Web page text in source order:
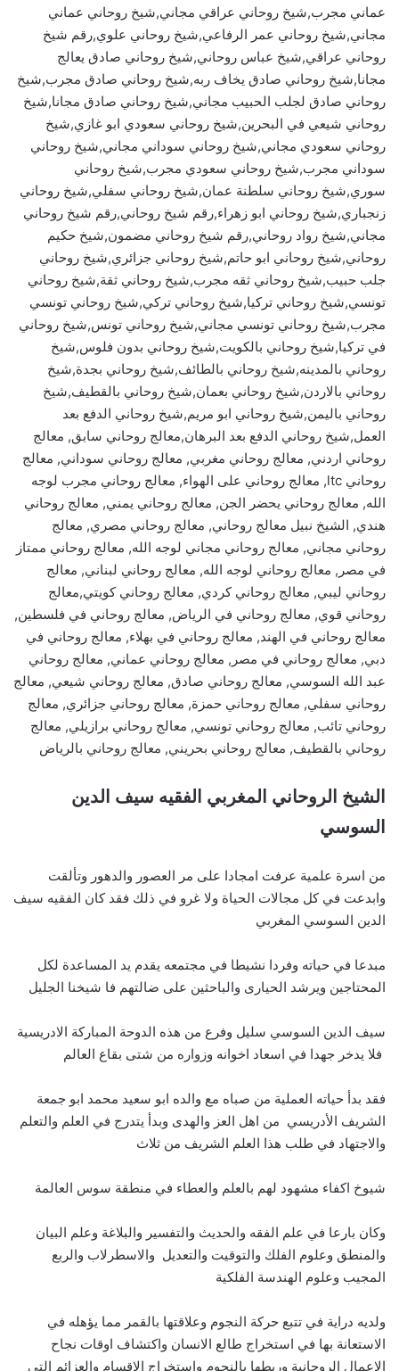
عماني مجرب,شيخ روحاني عراقي مجاني,شيخ روحاني عماني
مجاني,شيخ روحاني عمر الرفاعي,شيخ روحاني علوي,رقم شيخ
روحاني عراقي,شيخ عباس روحاني,شيخ روحاني صادق يعالج
مجانا,شيخ روحاني صادق يخاف ربه,شيخ روحاني صادق مجرب,شيخ
روحاني صادق لجلب الحبيب مجاني,شيخ روحاني صادق مجانا,شيخ
روحاني شيعي في البحرين,شيخ روحاني سعودي ابو غازي,شيخ
روحاني سعودي مجاني,شيخ روحاني سوداني مجاني,شيخ روحاني
سوداني مجرب,شيخ روحاني سعودي مجرب,شيخ روحاني
سوري,شيخ روحاني سلطنة عمان,شيخ روحاني سفلي,شيخ روحاني
زنجباري,شيخ روحاني ابو زهراء,رقم شيخ روحاني,رقم شيخ روحاني
مجاني,شيخ رواد روحاني,رقم شيخ روحاني مضمون,شيخ حكيم
روحاني,شيخ روحاني ابو حاتم,شيخ روحاني جزائري,شيخ روحاني
جلب حبيب,شيخ روحاني ثقه مجرب,شيخ روحاني ثقة,شيخ روحاني
تونسي,شيخ روحاني تركيا,شيخ روحاني تركي,شيخ روحاني تونسي
مجرب,شيخ روحاني تونسي مجاني,شيخ روحاني تونس,شيخ روحاني
في تركيا,شيخ روحاني بالكويت,شيخ روحاني بدون فلوس,شيخ
روحاني بالمدينه,شيخ روحاني بالطائف,شيخ روحاني بجدة,شيخ
روحاني بالاردن,شيخ روحاني بعمان,شيخ روحاني بالقطيف,شيخ
روحاني باليمن,شيخ روحاني ابو مريم,شيخ روحاني الدفع بعد
العمل,شيخ روحاني الدفع بعد البرهان,معالج روحاني سابق, معالج
روحاني اردني, معالج روحاني مغربي, معالج روحاني سوداني, معالج
روحاني ltc, معالج روحاني على الهواء, معالج روحاني مجرب لوجه
الله, معالج روحاني يحضر الجن, معالج روحاني يمني, معالج روحاني
هندي, الشيخ نبيل معالج روحاني, معالج روحاني مصري, معالج
روحاني مجاني, معالج روحاني مجاني لوجه الله, معالج روحاني ممتاز
في مصر, معالج روحاني لوجه الله, معالج روحاني لبناني, معالج
روحاني ليبي, معالج روحاني كردي, معالج روحاني كويتي,معالج
روحاني قوي, معالج روحاني في الرياض, معالج روحاني في فلسطين,
معالج روحاني في الهند, معالج روحاني في بهلاء, معالج روحاني في
دبي, معالج روحاني في مصر, معالج روحاني عماني, معالج روحاني
عبد الله السوسي, معالج روحاني صادق, معالج روحاني شيعي, معالج
روحاني سفلي, معالج روحاني حمزة, معالج روحاني جزائري, معالج
روحاني تائب, معالج روحاني تونسي, معالج روحاني برازيلي, معالج
روحاني بالقطيف, معالج روحاني بحريني, معالج روحاني بالرياض
الشيخ الروحاني المغربي الفقيه سيف الدين
السوسي
من اسرة علمية عرفت امجادا على مر العصور والدهور وتألقت
وابدعت في كل مجالات الحياة ولا غرو في ذلك فقد كان الفقيه سيف
الدين السوسي المغربي
مبدعا في حياته وفردا نشيطا في مجتمعه يقدم يد المساعدة لكل
المحتاجين ويرشد الحيارى والباحثين على ضالتهم فا شيخنا الجليل
سيف الدين السوسي سليل وفرع من هذه الدوحة المباركة الادريسية
فلا يدخر جهدا في اسعاد اخوانه وزواره من شتى بقاع العالم
فقد بدأ حياته العملية من صباه مع والده ابو سعيد محمد ابو جمعة
الشريف الأدريسي من اهل العز والهدى وبدأ يتدرج في العلم والتعلم
والاجتهاد في طلب هذا العلم الشريف من ثلاث
شيوخ اكفاء مشهود لهم بالعلم والعطاء في منطقة سوس العالمة
وكان بارعا في علم الفقه والحديث والتفسير والبلاغة وعلم البيان
والمنطق وعلوم الفلك والتوقيت والتعديل والاسطرلاب والربع
المجيب وعلوم الهندسة الفلكية
ولديه دراية في تتبع حركة النجوم وعلاقتها بالقمر مما يؤهله في
الاستعانة بها في استخراج طالع الانسان واكتشاف اوقات نجاح
الاعمال الروحانية وربطها بالنجوم واستخراج الاقسام والعزائم التي